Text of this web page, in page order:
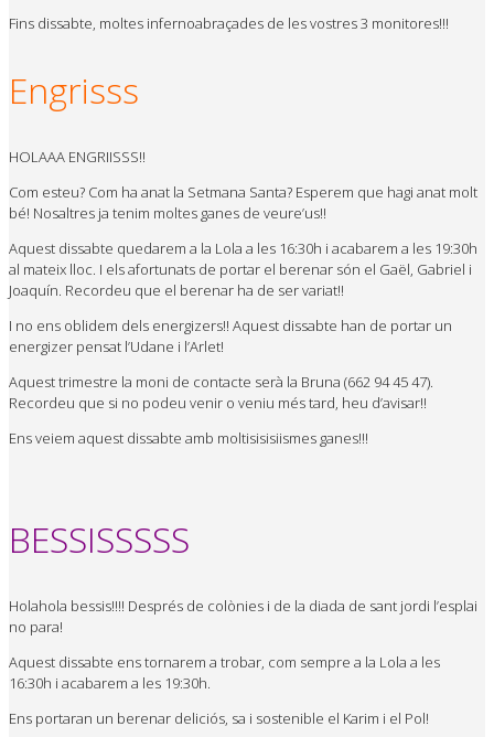
Fins dissabte, moltes infernoabraçades de les vostres 3 monitores!!!
Engrisss
HOLAAA ENGRIISSS!!
Com esteu? Com ha anat la Setmana Santa? Esperem que hagi anat molt
bé! Nosaltres ja tenim moltes ganes de veure’us!!
Aquest dissabte quedarem a la Lola a les 16:30h i acabarem a les 19:30h
al mateix lloc. I els afortunats de portar el berenar són el Gaël, Gabriel i
Joaquín. Recordeu que el berenar ha de ser variat!!
I no ens oblidem dels energizers!! Aquest dissabte han de portar un
energizer pensat l’Udane i l’Arlet!
Aquest trimestre la moni de contacte serà la Bruna (662 94 45 47).
Recordeu que si no podeu venir o veniu més tard, heu d’avisar!!
Ens veiem aquest dissabte amb moltisisisiismes ganes!!!
BESSISSSSS
Holahola bessis!!!! Després de colònies i de la diada de sant jordi l’esplai
no para!
Aquest dissabte ens tornarem a trobar, com sempre a la Lola a les
16:30h i acabarem a les 19:30h.
Ens portaran un berenar deliciós, sa i sostenible el Karim i el Pol!